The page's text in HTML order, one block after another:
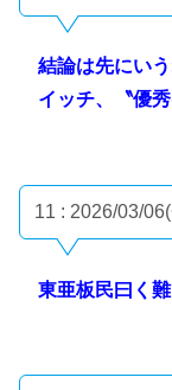
結論は先にい
イッチ、〝優秀
11 : 2026/03/
東亜板民曰く